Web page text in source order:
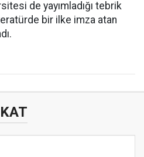
de yayımladığı tebrik
bir ilke imza atan